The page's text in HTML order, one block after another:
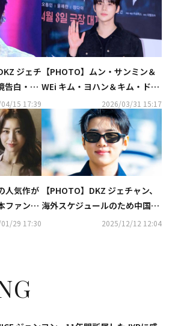
ジェチ
告白・再
れない大
15 17:39
【PHOTO】ムン・サンミン＆
WEi キム・ヨハン＆キム・ドン
ハンら、映画「サルモク池」VI
P試写会に出席
2026/03/31 15:17
人気作が
ファンミ
のCSホ
29 17:30
【PHOTO】DKZ ジェチャン、
海外スケジュールのため中国へ
2025/12/12 12:04